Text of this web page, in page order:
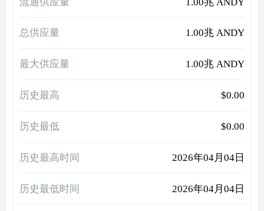
总供应量 1.00兆 ANDY
最大供应量 1.00兆 ANDY
历史最高 $0.00
历史最低 $0.00
历史最高时间 2026年04月04日
历史最低时间 2026年04月04日